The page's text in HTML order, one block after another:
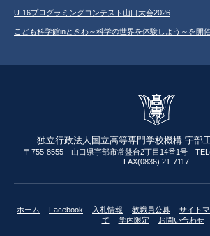
U-16プログラミングコンテスト山口大会2026
こども科学館inときわ～科学の世界を体験しよう～を開
独立行政法人国立高等専門学校機構 宇部
〒755-8555 山口県宇部市常盤台2丁目14番1号
FAX(0836) 21-7117
ホーム Facebook 入札情報 教職員公募 サイト
て
学内限定 お問い合わせ